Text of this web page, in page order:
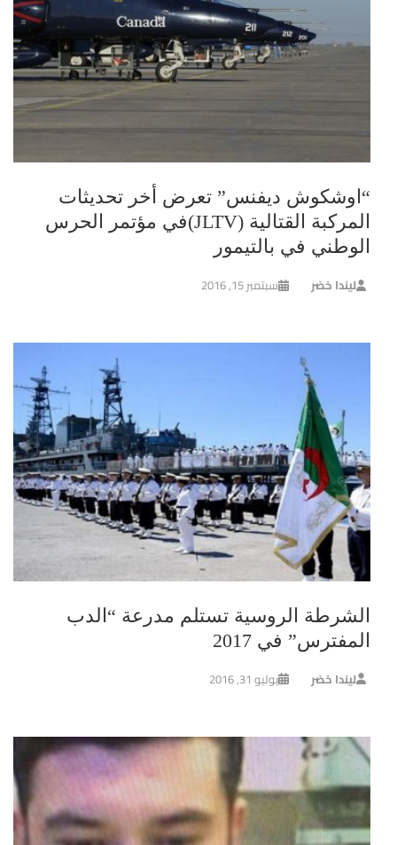
“اوشكوش ديفنس” تعرض أخر تحديثات
المركبة القتالية (JLTV)في مؤتمر الحرس
الوطني في بالتيمور
ليندا خضر سبتمبر 15, 2016
الشرطة الروسية تستلم مدرعة “الدب
المفترس” في 2017
ليندا خضر يوليو 31, 2016